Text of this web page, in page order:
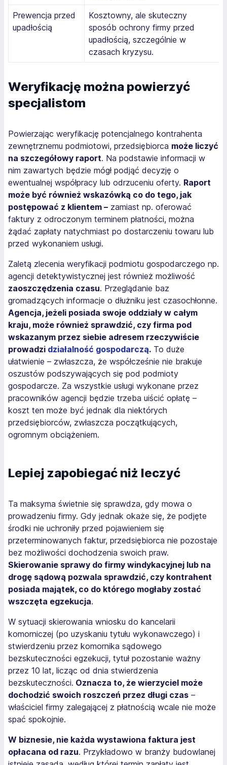
Prewencja przed
upadłością
Kosztowny, ale skuteczny
sposób ochrony firmy przed
upadłością, szczególnie w
czasach kryzysu.
Weryfikację można powierzyć
specjalistom
Powierzając weryfikację potencjalnego kontrahenta
zewnętrznemu podmiotowi, przedsiębiorca może liczyć
na szczegółowy raport. Na podstawie informacji w
nim zawartych będzie mógł podjąć decyzję o
ewentualnej współpracy lub odrzuceniu oferty. Raport
może być również wskazówką co do tego, jak
postępować z klientem – zamiast np. oferować
faktury z odroczonym terminem płatności, można
żądać zapłaty natychmiast po dostarczeniu towaru lub
przed wykonaniem usługi.
Zaletą zlecenia weryfikacji podmiotu gospodarczego np.
agencji detektywistycznej jest również możliwość
zaoszczędzenia czasu. Przeglądanie baz
gromadzących informacje o dłużniku jest czasochłonne.
Agencja, jeżeli posiada swoje oddziały w całym
kraju, może również sprawdzić, czy firma pod
wskazanym przez siebie adresem rzeczywiście
prowadzi działalność gospodarczą. To duże
ułatwienie – zwłaszcza, że współcześnie nie brakuje
oszustów podszywających się pod podmioty
gospodarcze. Za wszystkie usługi wykonane przez
pracowników agencji będzie trzeba uiścić opłatę –
koszt ten może być jednak dla niektórych
przedsiębiorców, zwłaszcza początkujących,
ogromnym obciążeniem.
Lepiej zapobiegać niż leczyć
Ta maksyma świetnie się sprawdza, gdy mowa o
prowadzeniu firmy. Gdy jednak okaże się, że podjęte
środki nie uchroniły przed pojawieniem się
przeterminowanych faktur, przedsiębiorca nie pozostaje
bez możliwości dochodzenia swoich praw.
Skierowanie sprawy do firmy windykacyjnej lub na
drogę sądową pozwala sprawdzić, czy kontrahent
posiada majątek, co do którego mogłaby zostać
wszczęta egzekucja.
W sytuacji skierowania wniosku do kancelarii
komorniczej (po uzyskaniu tytułu wykonawczego) i
stwierdzeniu przez komornika sądowego
bezskuteczności egzekucji, tytuł pozostanie ważny
przez 10 lat, licząc od dnia stwierdzenia
bezskuteczności. Oznacza to, że wierzyciel może
dochodzić swoich roszczeń przez długi czas –
właściciel firmy zalegającej z płatnością wcale nie może
spać spokojnie.
W biznesie, nie każda wystawiona faktura jest
opłacana od razu. Przykładowo w branży budowlanej